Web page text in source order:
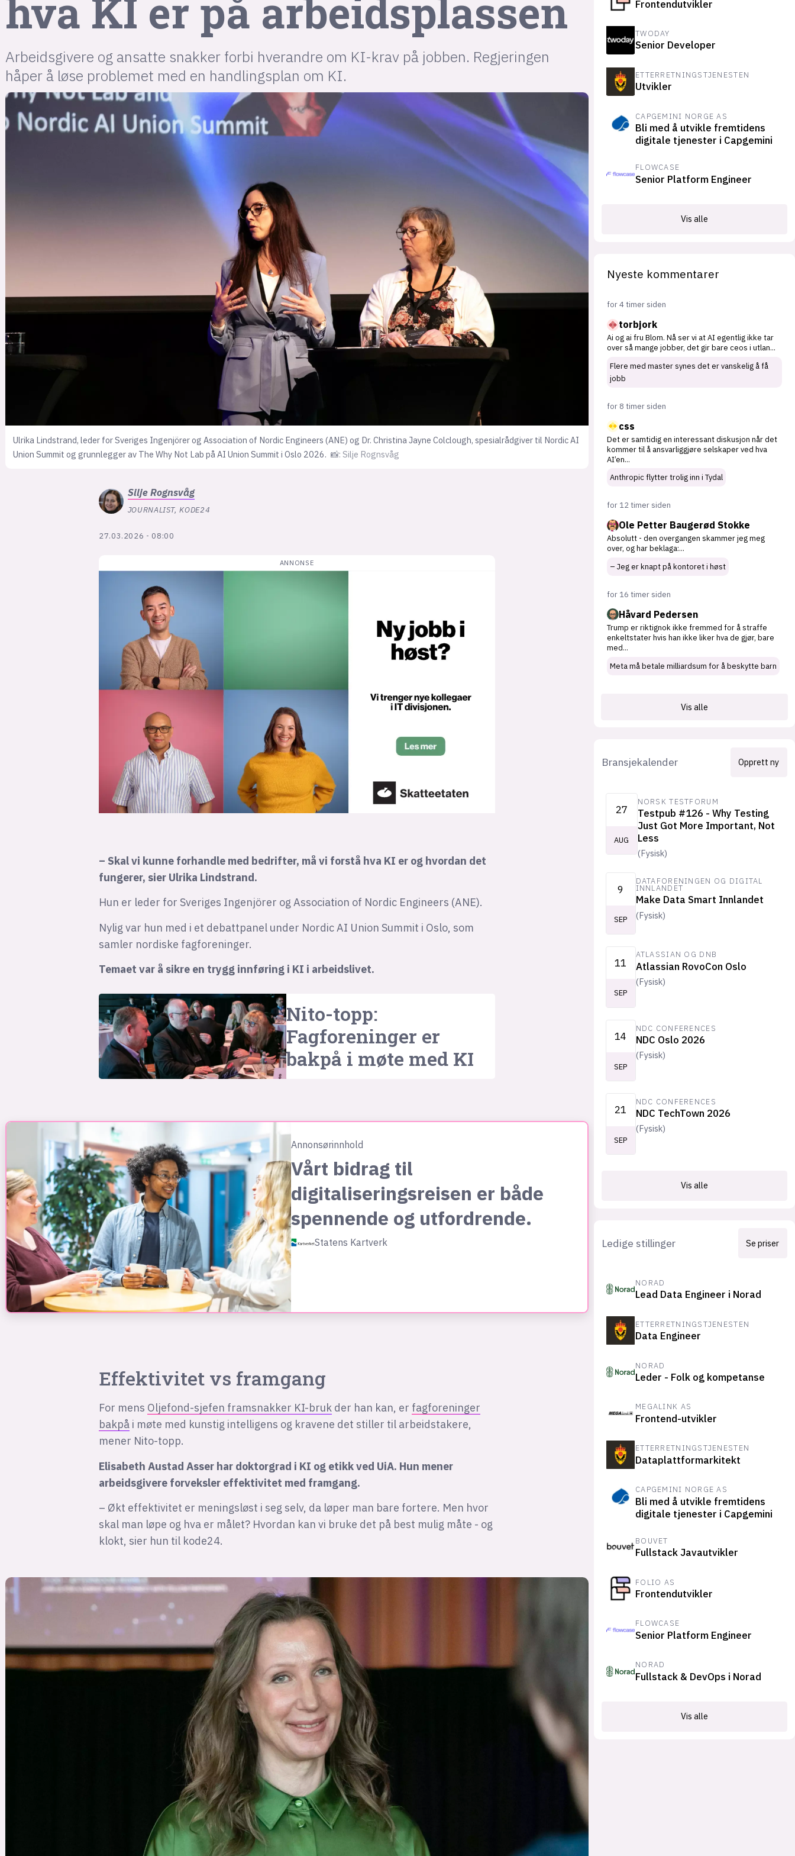
hva KI er på arbeidsplassen
Arbeidsgivere og ansatte snakker forbi hverandre om KI-krav på jobben. Regjeringen
håper å løse problemet med en handlingsplan om KI.
Ulrika Lindstrand, leder for Sveriges Ingenjörer og Association of Nordic Engineers (ANE) og Dr. Christina Jayne Colclough, spesialrådgiver til Nordic AI
Union Summit og grunnlegger av The Why Not Lab på AI Union Summit i Oslo 2026. 📸: Silje Rognsvåg
SiljeRognsvåg
JOURNALIST, KODE24
27.03.2026 - 08:00
– Skal vi kunne forhandle med bedrifter, må vi forstå hva KI er og hvordan det
fungerer, sier Ulrika Lindstrand.
Hun er leder for Sveriges Ingenjörer og Association of Nordic Engineers (ANE).
Nylig var hun med i et debattpanel under Nordic AI Union Summit i Oslo, som
samler nordiske fagforeninger.
Temaet var å sikre en trygg innføring i KI i arbeidslivet.
Nito-topp:
Fagforeninger er
bakpå i møte med KI
Annonsørinnhold
Vårt bidrag til
digitaliseringsreisen er både
spennende og utfordrende.
Statens Kartverk
Effektivitet vs framgang
For mens Oljefond-sjefen framsnakker KI-bruk der han kan, er fagforeninger
bakpå i møte med kunstig intelligens og kravene det stiller til arbeidstakere,
mener Nito-topp.
Elisabeth Austad Asser har doktorgrad i KI og etikk ved UiA. Hun mener
arbeidsgivere forveksler effektivitet med framgang.
– Økt effektivitet er meningsløst i seg selv, da løper man bare fortere. Men hvor
skal man løpe og hva er målet? Hvordan kan vi bruke det på best mulig måte - og
klokt, sier hun til kode24.
suksesshistorier
Bli firmapartner
Frontendutvikler
TWODAY
Senior Developer
ETTERRETNINGSTJENESTEN
Utvikler
CAPGEMINI NORGE AS
Bli med å utvikle fremtidens
digitale tjenester i Capgemini
FLOWCASE
Senior Platform Engineer
Vis alle
Nyeste kommentarer
for 4 timer siden
torbjork
Ai og ai fru Blom. Nå ser vi at AI egentlig ikke tar
over så mange jobber, det gir bare ceos i utlan...
Flere med master synes det er vanskelig å få
jobb
for 8 timer siden
css
Det er samtidig en interessant diskusjon når det
kommer til å ansvarliggjøre selskaper ved hva
AI’en...
Anthropic flytter trolig inn i Tydal
for 12 timer siden
Ole Petter Baugerød Stokke
Absolutt - den overgangen skammer jeg meg
over, og har beklaga:...
– Jeg er knapt på kontoret i høst
for 16 timer siden
Håvard Pedersen
Trump er riktignok ikke fremmed for å straffe
enkeltstater hvis han ikke liker hva de gjør, bare
med...
Meta må betale milliardsum for å beskytte barn
Vis alle
Bransjekalender Opprett ny
27
AUG
NORSK TESTFORUM
Testpub #126 - Why Testing
Just Got More Important, Not
Less
(Fysisk)
9
SEP
DATAFORENINGEN OG DIGITAL
INNLANDET
Make Data Smart Innlandet
(Fysisk)
11
SEP
ATLASSIAN OG DNB
Atlassian RovoCon Oslo
(Fysisk)
14
SEP
NDC CONFERENCES
NDC Oslo 2026
(Fysisk)
21
SEP
NDC CONFERENCES
NDC TechTown 2026
(Fysisk)
Vis alle
Ledige stillinger Se priser
NORAD
Lead Data Engineer i Norad
ETTERRETNINGSTJENESTEN
Data Engineer
NORAD
Leder - Folk og kompetanse
MEGALINK AS
Frontend-utvikler
ETTERRETNINGSTJENESTEN
Dataplattformarkitekt
CAPGEMINI NORGE AS
Bli med å utvikle fremtidens
digitale tjenester i Capgemini
BOUVET
Fullstack Javautvikler
FOLIO AS
Frontendutvikler
FLOWCASE
Senior Platform Engineer
NORAD
Fullstack & DevOps i Norad
Vis alle